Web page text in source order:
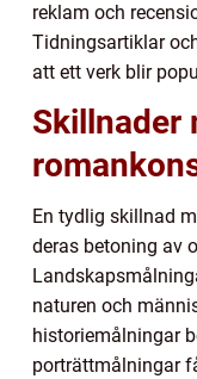
reklam och
Tidningsartiklar
att ett verk blir
Skillnader
En tydlig skillnad
deras betoning av
naturen och
historiemålningar
porträttmålningar